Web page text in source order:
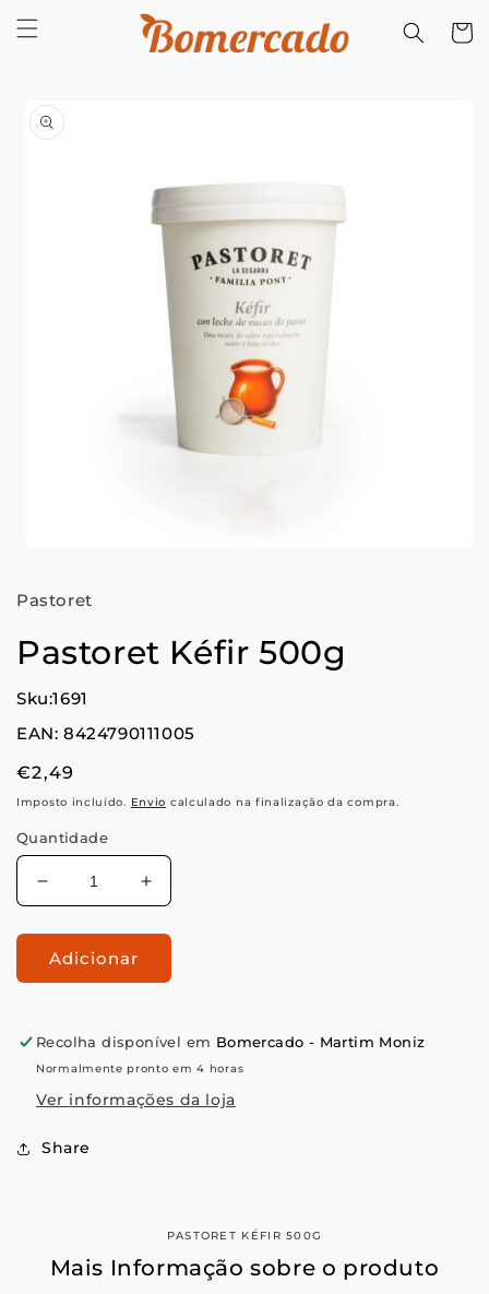
para o
conteúdo
informação
1
modal
Pastoret
Pastoret Kéfir 500g
Sku:1691
EAN: 8424790111005
Preço
normal
€2,49
Imposto incluído. Envio calculado na finalização da compra.
Quantidade
Diminuir
a
quantidade
de
Pastoret
Aumentar
a
quantidade
Pastoret
Adicionar
Recolha disponível em Bomercado - Martim Moniz
Normalmente pronto em 4 horas
Ver informações da loja
Share
PASTORET KÉFIR 500G
Mais Informação sobre o produto